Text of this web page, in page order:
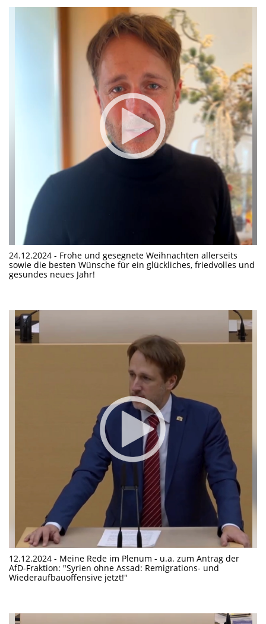
24.12.2024 - Frohe und gesegnete Weihnachten allerseits
sowie die besten Wünsche für ein glückliches, friedvolles und
gesundes neues Jahr!
12.12.2024 - Meine Rede im Plenum - u.a. zum Antrag der
AfD-Fraktion: "Syrien ohne Assad: Remigrations- und
Wiederaufbauoffensive jetzt!"